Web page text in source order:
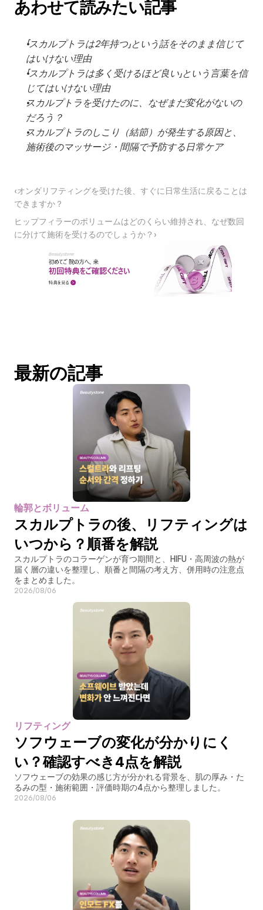
あわせて読みたい記事
「スカルプトラは2年持つ」という話をそのまま信じて
はいけない理由
「スカルプトラは多く受けるほど良い」という言葉を信
じてはいけない理由
スカルプトラを受けたのに、なぜまだ変化がないの
だろう？
スカルプトラのしこり（結節）が発生する原因と、
施術後のマッサージ・間隔で予防する日常ケア
‹オンダリフティングを受けた後、すぐに日常生活に戻ることは
できますか？
ヒップフィラーのボリュームはどのくらい維持され、なぜ数回
に分けて施術を受けるのでしょうか？›
最新の記事
輪郭とボリューム
スカルプトラの後、リフティングは
いつから？順番を解説
スカルプトラのコラーゲンが育つ期間と、HIFU・高周波の熱が
届く層の違いを整理し、順番と間隔の考え方、併用時の注意点
をまとめました。
2026/08/06
リフティング
ソフウェーブの変化が分かりにく
い？確認すべき4点を解説
ソフウェーブの効果の感じ方が分かれる背景を、肌の厚み・た
るみの型・施術範囲・評価時期の4点から整理しました。
2026/08/06